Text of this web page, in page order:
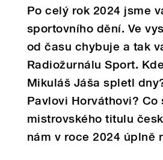
Po celý rok 2024 jsme
sportovního dění. Ve
od času chybuje a tak
Radiožurnálu Sport.
Mikuláš Jáša spletl
Pavlovi Horváthovi?
mistrovského titulu
nám v roce 2024 úplně